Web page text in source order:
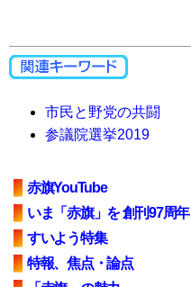
市民と野党の共闘
参議院選挙2019
赤旗YouTube
いま「赤旗」を 創刊97周年
すいよう特集
特報、焦点・論点